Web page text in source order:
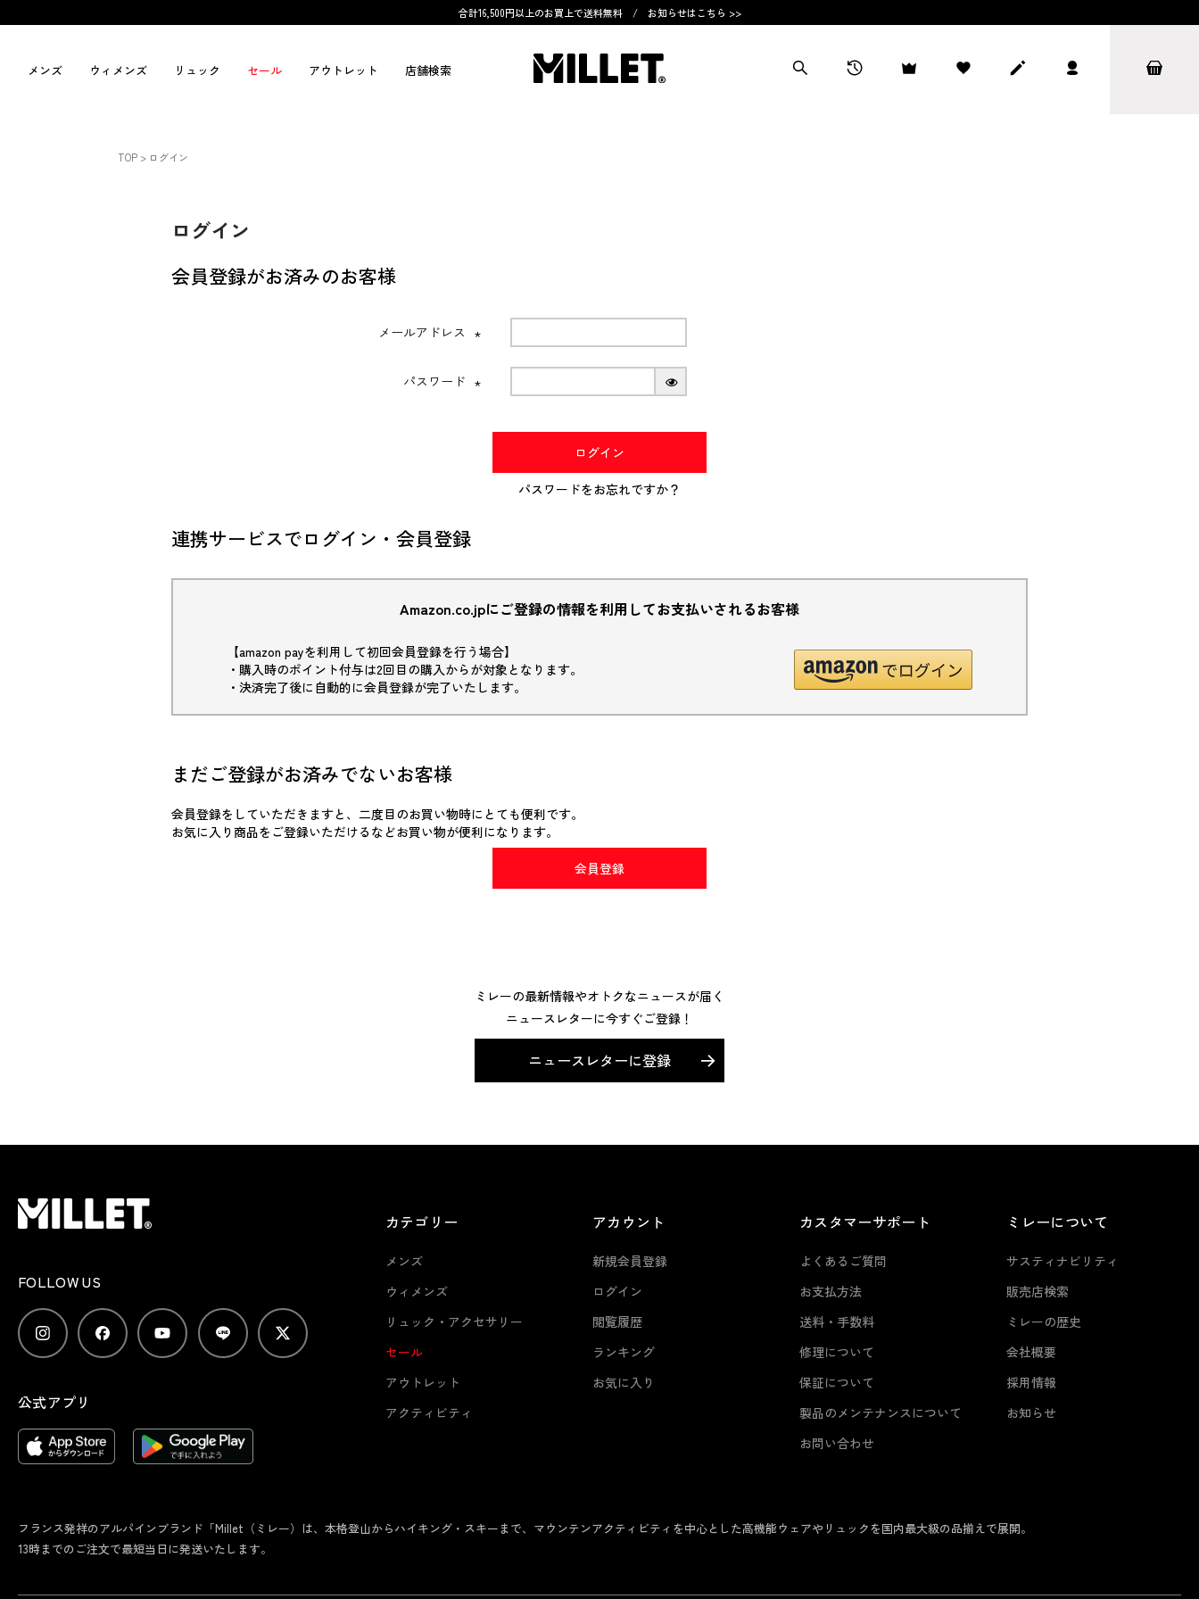
合計16,500円以上のお買上で送料無料 / お知らせはこちら >>
メンズ ウィメンズ リュック セール アウトレット 店舗検索
TOP ログイン
ログイン
会員登録がお済みのお客様
メールアドレス
パスワード
ログイン
パスワードをお忘れですか？
連携サービスでログイン・会員登録
Amazon.co.jpにご登録の情報を利用してお支払いされるお客様
【amazon payを利用して初回会員登録を行う場合】
・購入時のポイント付与は2回目の購入からが対象となります。
・決済完了後に自動的に会員登録が完了いたします。
まだご登録がお済みでないお客様
会員登録をしていただきますと、二度目のお買い物時にとても便利です。
お気に入り商品をご登録いただけるなどお買い物が便利になります。
会員登録
ミレーの最新情報やオトクなニュースが届く
ニュースレターに今すぐご登録！
ニュースレターに登録
FOLLOW US
公式アプリ
カテゴリー
メンズ
ウィメンズ
リュック・アクセサリー
セール
アウトレット
アクティビティ
アカウント
新規会員登録
ログイン
閲覧履歴
ランキング
お気に入り
カスタマーサポート
よくあるご質問
お支払方法
送料・手数料
修理について
保証について
製品のメンテナンスについて
お問い合わせ
ミレーについて
サスティナビリティ
販売店検索
ミレーの歴史
会社概要
採用情報
お知らせ
フランス発祥のアルパインブランド「Millet（ミレー）は、本格登山からハイキング・スキーまで、マウンテンアクティビティを中心とした高機能ウェアやリュックを国内最大級の品揃えで展開。
13時までのご注文で最短当日に発送いたします。